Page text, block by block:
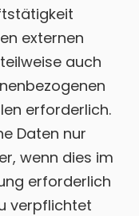
externen
auch
erforderlich.
Daten nur
wenn dies im
erforderlich
verpflichtet